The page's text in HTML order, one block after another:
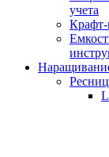
учета
Крафт-